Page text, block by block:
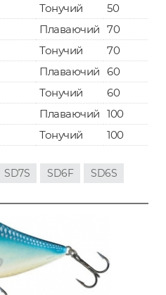
Тонучий 50
Плаваючий 70
Тонучий 70
Плаваючий 60
Тонучий 60
Плаваючий 100
Тонучий 100
SD7S SD6F
SD6S